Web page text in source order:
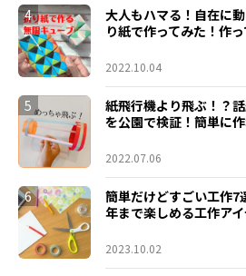
4
大人もハマる！自在に
り紙で作ってみた！作
2022.10.04
5
紙飛行機より飛ぶ！？
を公園で検証！簡単に
2022.07.06
6
簡単だけどすごい工作7
年まで楽しめる工作ア
2023.10.02